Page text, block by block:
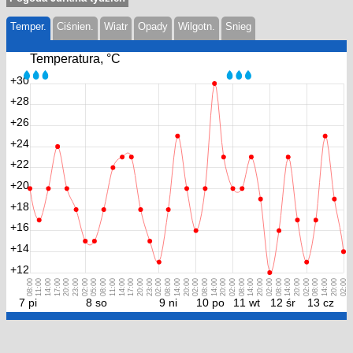
Temper. Ciśnien. Wiatr Opady Wilgotn. Snieg
Temperatura, °С
7 pi
08:0011:00 14:00 17:0020:00 23:00
8 so
02:0005:00 08:00 11:00 14:0017:00 20:00 23:00
9 ni
02:00 08:00 14:00 20:00
10 po
02:00 08:00 14:0020:00
11 wt
02:00 08:0014:00 20:00
12 śr
02:00 08:0014:00 20:00
13 cz
02:0008:00 14:00 20:00 02:00
+12
+14
+16
+18
+20
+22
+24
+26
+28
+30